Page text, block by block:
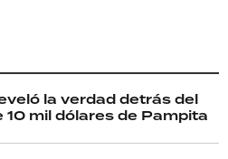
la verdad detrás del
mil dólares de Pampita